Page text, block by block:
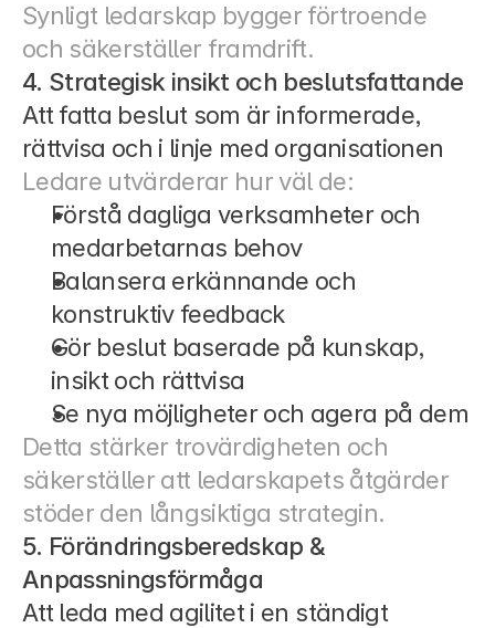
Synligt ledarskap bygger förtroende
och säkerställer framdrift.
4. Strategisk insikt och beslutsfattande
Att fatta beslut som är informerade,
rättvisa och i linje med organisationen
Ledare utvärderar hur väl de:
Förstå dagliga verksamheter och
medarbetarnas behov
Balansera erkännande och
konstruktiv feedback
Gör beslut baserade på kunskap,
insikt och rättvisa
Se nya möjligheter och agera på dem
Detta stärker trovärdigheten och
säkerställer att ledarskapets åtgärder
stöder den långsiktiga strategin.
5. Förändringsberedskap &
Anpassningsförmåga
Att leda med agilitet i en ständigt